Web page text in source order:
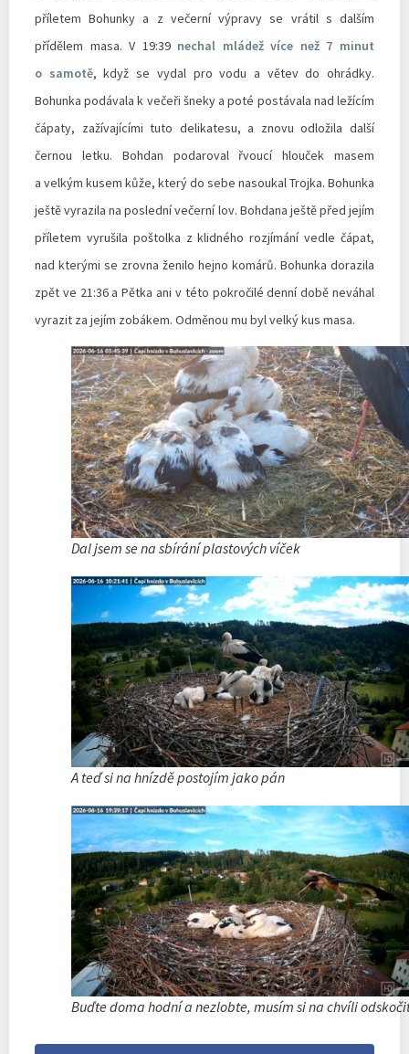
příletem Bohunky a z večerní výpravy se vrátil s dalším
přídělem masa. V 19:39 nechal mládež více než 7 minut
o samotě, když se vydal pro vodu a větev do ohrádky.
Bohunka podávala k večeři šneky a poté postávala nad ležícím
čápaty, zažívajícími tuto delikatesu, a znovu odložila další
černou letku. Bohdan podaroval řvoucí hlouček masem
a velkým kusem kůže, který do sebe nasoukal Trojka. Bohunka
ještě vyrazila na poslední večerní lov. Bohdana ještě před jejím
příletem vyrušila poštolka z klidného rozjímání vedle čápat,
nad kterými se zrovna ženilo hejno komárů. Bohunka dorazila
zpět ve 21:36 a Pětka ani v této pokročilé denní době neváhal
vyrazit za jejím zobákem. Odměnou mu byl velký kus masa.
Dal jsem se na sbírání plastových víček
A teď si na hnízdě postojím jako pán
Buďte doma hodní a nezlobte, musím si na chvíli